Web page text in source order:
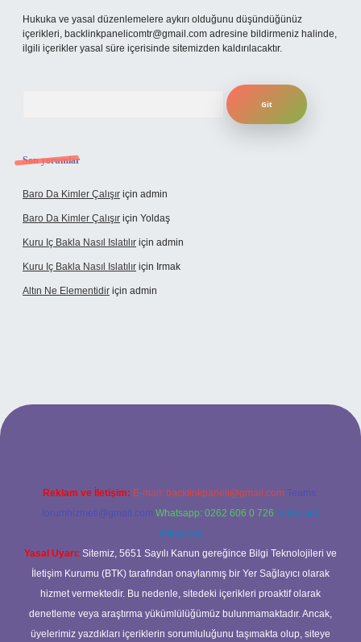
Hukuka ve yasal düzenlemelere aykırı olduğunu düşündüğünüz
içerikleri, backlinkpanelicomtr@gmail.com adresine bildirmeniz halinde,
ilgili içerikler yasal süre içerisinde sitemizden kaldırılacaktır.
Son yorumlar
Baro Da Kimler Çalışır için admin
Baro Da Kimler Çalışır için Yoldaş
Kuru Iç Bakla Nasıl Islatılır için admin
Kuru Iç Bakla Nasıl Islatılır için Irmak
Altın Ne Elementidir için admin
güncel giriş
Reklam ve İletişim: E-mail: backlinkpaneli@gmail.com Teams:
forumhizmeti@gmail.com Whatsapp: 0262 606 0 726 Telegram:
@karabul
Yasal Uyarı: Sitemiz, 5651 Sayılı Kanun gereğince Bilgi Teknolojileri ve
İletişim Kurumu (BTK) tarafından onaylanmış bir Yer Sağlayıcı olarak
hizmet vermektedir. Bu nedenle, sitedeki içerikleri proaktif olarak
denetleme veya araştırma yükümlülüğümüz bulunmamaktadır. Ancak,
üyelerimiz yazdıkları içeriklerin sorumluluğunu taşımakta olup, siteye